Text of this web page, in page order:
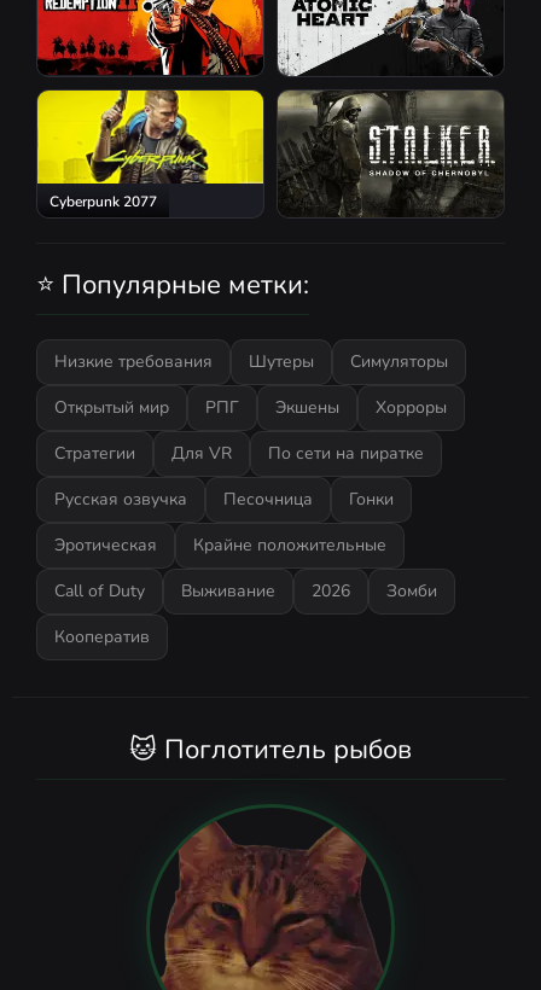
Red Dead Redemption 2 Atomic Heart
Cyberpunk 2077
⭐ Популярные метки:
Низкие требования Шутеры
Симуляторы
Открытый мир
РПГ Экшены
Хорроры
Стратегии
Для VR
По сети на пиратке
Русская озвучка
Песочница
Гонки
Эротическая
Крайне положительные
Call of Duty
Выживание 2026
Зомби
Кооператив
🐱 Поглотитель рыбов